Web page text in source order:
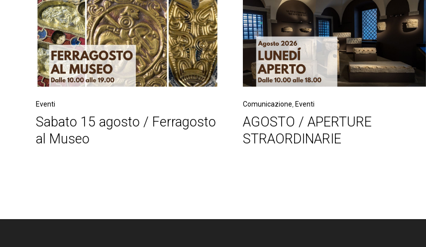
Eventi
Sabato 15 agosto / Ferragosto
al Museo
Comunicazione Eventi
AGOSTO / APERTURE
STRAORDINARIE
navigation